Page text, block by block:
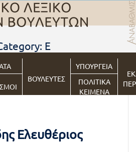
ΒΟΥΛΕΥΤΕΣ
ΥΠΟΥΡΓΕΙΑ
ΠΟΛΙΤΙΚΑ
ΚΕΙΜΕΝΑ
Ε
Ελευθέριος